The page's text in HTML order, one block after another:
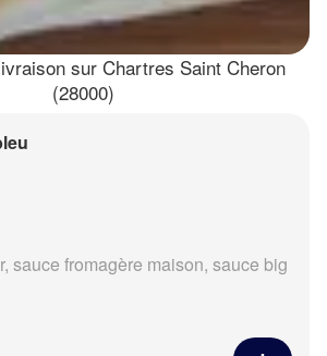
sur Chartres Saint Cheron
(28000)
sauce fromagère maison, sauce big